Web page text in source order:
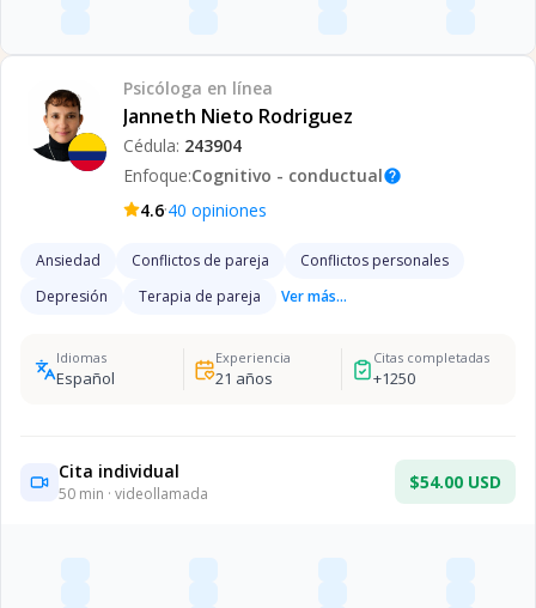
Psicóloga en línea
Janneth Nieto Rodriguez
Cédula: 243904
Enfoque:Cognitivo - conductualhelp
4.6·40 opiniones
Ansiedad Conflictos de pareja
Conflictos personales
Depresión
Terapia de pareja Ver más...
Idiomas
Español
Experiencia
21 años
Citas completadas
+1250
Cita individual
50 min · videollamada
$54.00 USD